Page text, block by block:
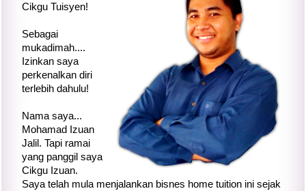
Cikgu Tuisyen!
Sebagai
mukadimah....
Izinkan saya
perkenalkan diri
terlebih dahulu!
Nama saya...
Mohamad Izuan
Jalil. Tapi ramai
yang panggil saya
Cikgu Izuan.
Saya telah mula menjalankan bisnes home tuition ini sejak